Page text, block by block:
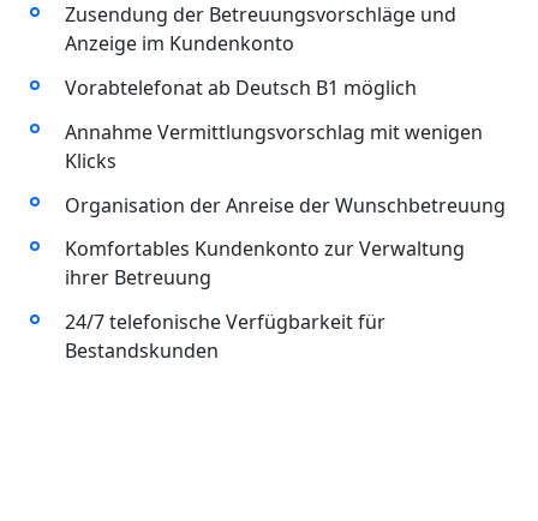
Zusendung der Betreuungsvorschläge und
Anzeige im Kundenkonto
Vorabtelefonat ab Deutsch B1 möglich
Annahme Vermittlungsvorschlag mit wenigen
Klicks
Organisation der Anreise der Wunschbetreuung
Komfortables Kundenkonto zur Verwaltung
ihrer Betreuung
24/7 telefonische Verfügbarkeit für
Bestandskunden